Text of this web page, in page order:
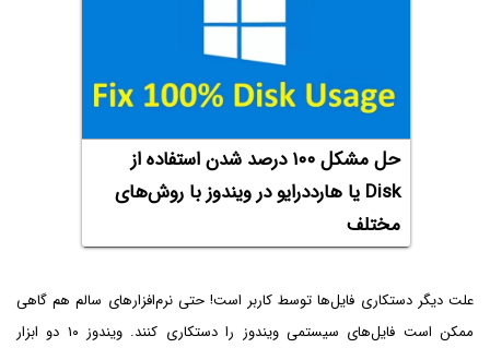
حل مشکل ۱۰۰ درصد شدن استفاده از
Disk‌ یا هارددرایو در ویندوز با روش‌های
مختلف
علت دیگر دستکاری فایل‌ها توسط کاربر است! حتی نرم‌افزارهای سالم هم گاهی
ممکن است فایل‌های سیستمی ویندوز را دستکاری کنند. ویندوز ۱۰ دو ابزار